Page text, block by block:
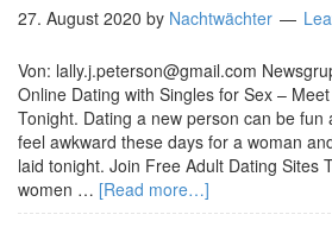
27. August 2020 by Nachtwächter
Von: lally.j.peterson@gmail.com
Online Dating with Singles for Sex –
Tonight. Dating a new person can be fun
feel awkward these days for a woman
laid tonight. Join Free Adult Dating Sites
women … [Read more…]